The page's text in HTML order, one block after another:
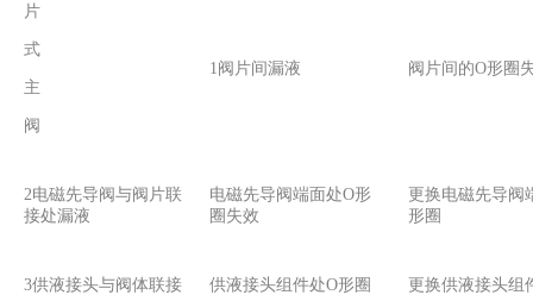
片
式
主
阀
1阀片间漏液 阀片间的O形圈
2电磁先导阀与阀片联
接处漏液
电磁先导阀端面处O形
圈失效
更换电磁先导阀
形圈
3供液接头与阀体联接
供液接头组件处O形圈
更换供液接头组